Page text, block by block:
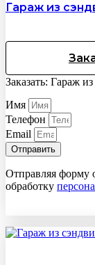
Гараж из
Заказать: Гараж
Имя
Телефон
Email
Отправить
Отправляя форму
обработку